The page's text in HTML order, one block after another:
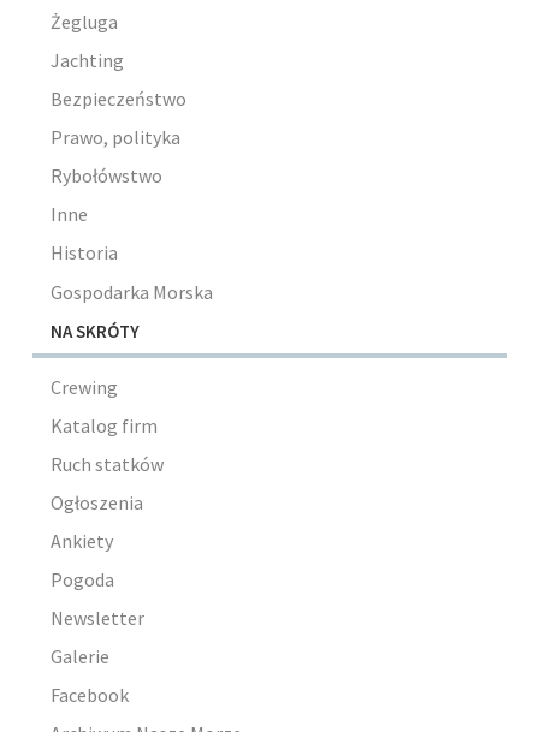
Żegluga
Jachting
Bezpieczeństwo
Prawo, polityka
Rybołówstwo
Inne
Historia
Gospodarka Morska
NA SKRÓTY
Crewing
Katalog firm
Ruch statków
Ogłoszenia
Ankiety
Pogoda
Newsletter
Galerie
Facebook